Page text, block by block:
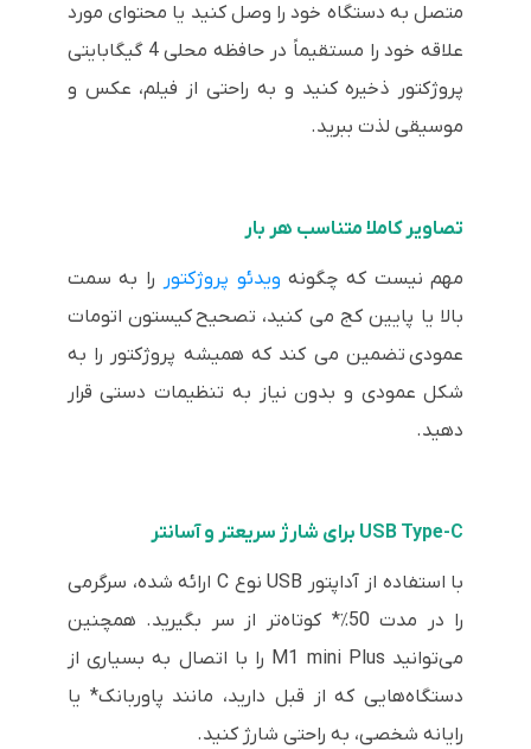
متصل به دستگاه خود را وصل کنید یا محتوای مورد
علاقه خود را مستقیماً در حافظه محلی 4 گیگابایتی
پروژکتور ذخیره کنید و به راحتی از فیلم، عکس و
موسیقی لذت ببرید.
تصاویر کاملا متناسب هر بار
مهم نیست که چگونه ویدئو پروژکتور را به سمت
بالا یا پایین کج می کنید، تصحیح کیستون اتومات
عمودی تضمین می کند که همیشه پروژکتور را به
شکل عمودی و بدون نیاز به تنظیمات دستی قرار
دهید.
USB Type-C برای شارژ سریعتر و آسانتر
با استفاده از آداپتور USB نوع C ارائه شده، سرگرمی
را در مدت 50٪* کوتاه‌تر از سر بگیرید. همچنین
می‌توانید M1 mini Plus را با اتصال به بسیاری از
دستگاه‌هایی که از قبل دارید، مانند پاوربانک* یا
رایانه شخصی، به راحتی شارژ کنید.